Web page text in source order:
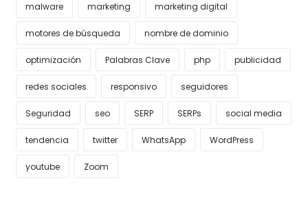
malware marketing marketing digital
motores de búsqueda nombre de dominio
optimización Palabras Clave php publicidad
redes sociales responsivo seguidores
Seguridad seo SERP SERPs social media
tendencia twitter WhatsApp WordPress
youtube Zoom